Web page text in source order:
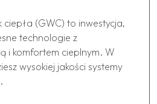
(GWC) to inwestycja,
technologie z
i komfortem cieplnym. W
wysokiej jakości systemy